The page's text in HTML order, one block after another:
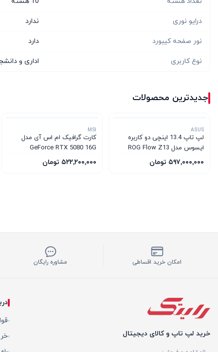
درایو نوری ندارد
نور صفحه کیبورد دارد
نوع کاربری اداری و
جدیدترین محصولات
ASUS
لپ تاپ 13.4 اینچی دو کاربره
ایسوس مدل ROG Flow Z13
GZ302EA AMD Ryzen AI
Max+-395 64GB 1TB SSD AMD
۵۹۷٬۰۰۰٬۰۰۰ تومان
MSI
کارت گرافیک ام‌ اس‌ آی مدل
GeForce RTX 5080 16G
VENTUS 3X OC WHITE
۵۲۲٬۲۰۰٬۰۰۰ تومان
امکان خرید اقساطی مشاوره رایگان
خرید لپ تاپ و کالای دیجیتال